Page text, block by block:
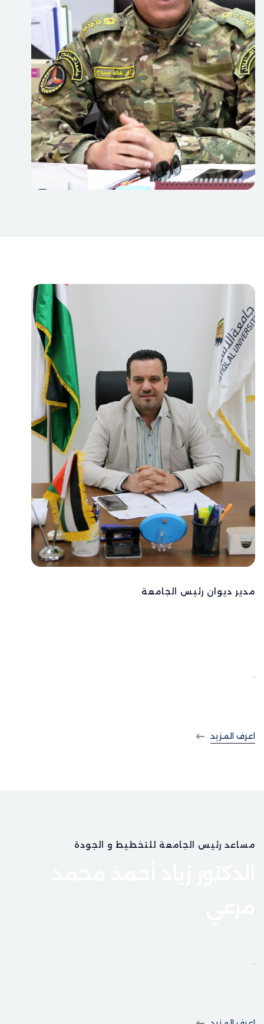
نضع كل جهدنا في خدمة أبنائنا الطلبة ونقل الخبرة العسكرية
والتجربة والمعارف اللازمة لهم كونهم وجه الجامعة الخارجي
ونافذته نحو مجتمعنا الفلسطيني في سبيل تنفيذ واجبهم
الوطني والإنساني نحو أبناء شعبهم، من خلال الترجمة الحقيقية
والفعلية لما اكتسبوه على مقاعد الدراسة.
مدير ديوان رئيس الجامعة
.
اعرف المزيد
مساعد رئيس الجامعة للتخطيط و الجودة
.